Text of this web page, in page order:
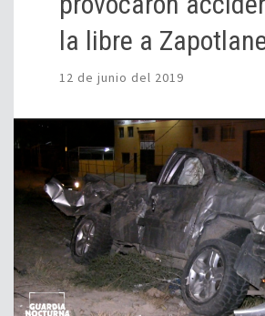
la libre a
12 de junio del 2019